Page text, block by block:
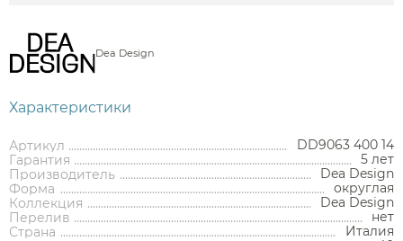
Dea Design
Характеристики
Артикул
DD9063 400 14
Гарантия
5 лет
Производитель
Dea Design
Форма
округлая
Коллекция
Dea Design
Перелив
нет
Страна
Италия